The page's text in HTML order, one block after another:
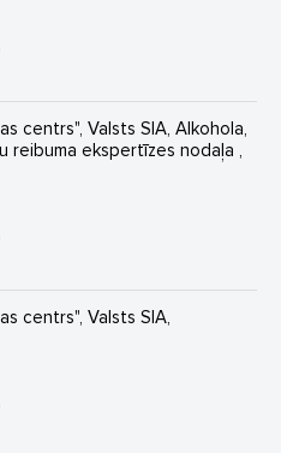
centrs", Valsts SIA, Alkohola,
reibuma ekspertīzes nodaļa ,
centrs", Valsts SIA,